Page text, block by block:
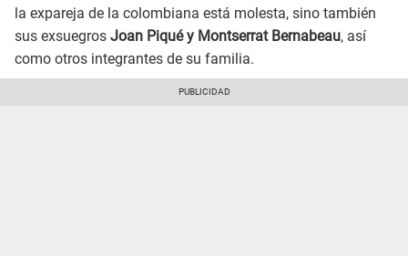
la expareja de la colombiana está molesta, sino también
sus exsuegros Joan Piqué y Montserrat Bernabeau, así
como otros integrantes de su familia.